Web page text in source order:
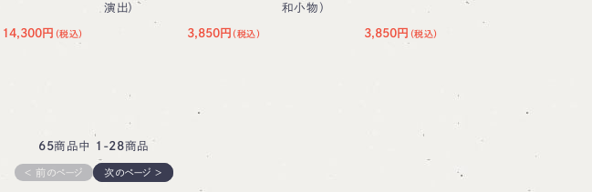
14,300円
演出）
3,850円
和小物）
3,850円
65商品中 1-28商品
＜ 前のページ 次のページ ＞